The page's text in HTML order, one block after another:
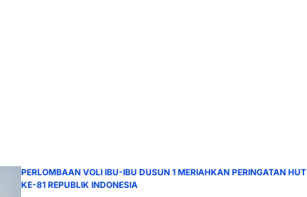
PERLOMBAAN VOLI IBU-IBU DUSUN 1 MERIAHKAN PERINGATAN HUT
KE-81 REPUBLIK INDONESIA